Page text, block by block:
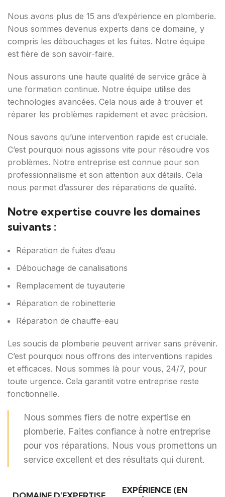
Nous avons plus de 15 ans d’expérience en plomberie.
Nous sommes devenus experts dans ce domaine, y
compris les débouchages et les fuites. Notre équipe
est fière de son savoir-faire.
Nous assurons une haute qualité de service grâce à
une formation continue. Notre équipe utilise des
technologies avancées. Cela nous aide à trouver et
réparer les problèmes rapidement et avec précision.
Nous savons qu’une intervention rapide est cruciale.
C’est pourquoi nous agissons vite pour résoudre vos
problèmes. Notre entreprise est connue pour son
professionnalisme et son attention aux détails. Cela
nous permet d’assurer des réparations de qualité.
Notre expertise couvre les domaines
suivants :
Réparation de fuites d’eau
Débouchage de canalisations
Remplacement de tuyauterie
Réparation de robinetterie
Réparation de chauffe-eau
Les soucis de plomberie peuvent arriver sans prévenir.
C’est pourquoi nous offrons des interventions rapides
et efficaces. Nous sommes là pour vous, 24/7, pour
toute urgence. Cela garantit votre entreprise reste
fonctionnelle.
Nous sommes fiers de notre expertise en
plomberie. Faites confiance à notre entreprise
pour vos réparations. Nous vous promettons un
service excellent et des résultats qui durent.
EXPÉRIENCE (EN